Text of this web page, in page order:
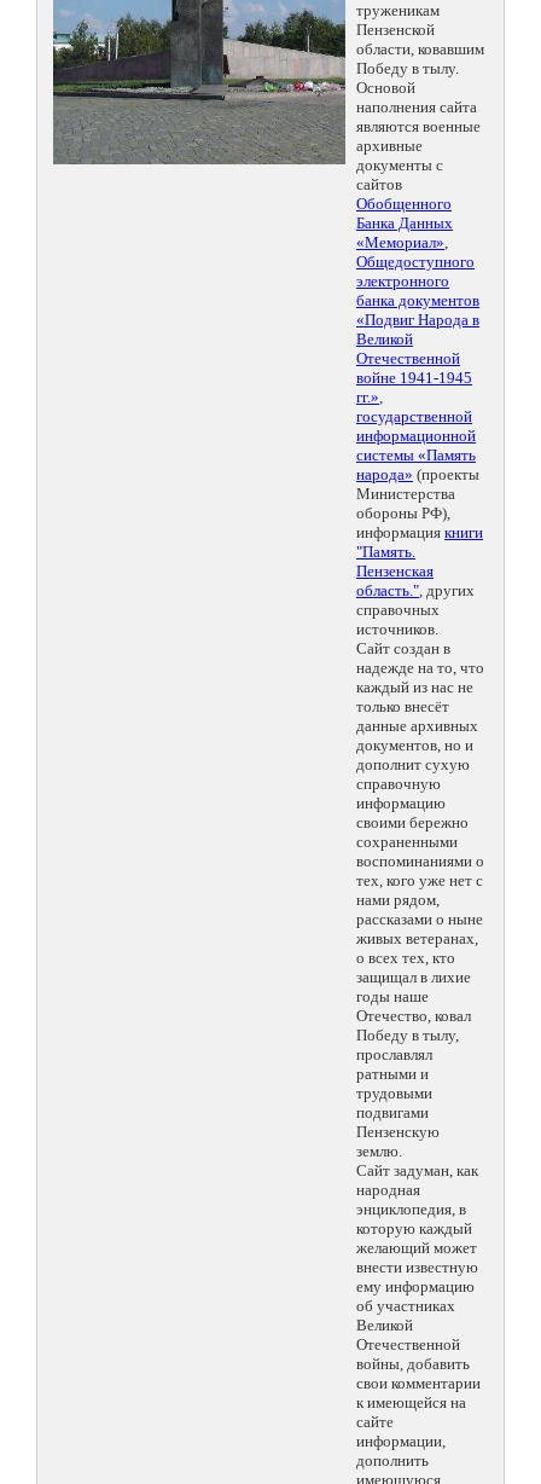
труженикам
Пензенской
области, ковавшим
Победу в тылу.
Основой
наполнения сайта
являются военные
архивные
документы с
сайтов
Обобщенного
Банка Данных
«Мемориал»,
Общедоступного
электронного
банка документов
«Подвиг Народа в
Великой
Отечественной
войне 1941-1945
гг.»,
государственной
информационной
системы «Память
народа» (проекты
Министерства
обороны РФ),
информация книги
"Память.
Пензенская
область.", других
справочных
источников.
Сайт создан в
надежде на то, что
каждый из нас не
только внесёт
данные архивных
документов, но и
дополнит сухую
справочную
информацию
своими бережно
сохраненными
воспоминаниями о
тех, кого уже нет с
нами рядом,
рассказами о ныне
живых ветеранах,
о всех тех, кто
защищал в лихие
годы наше
Отечество, ковал
Победу в тылу,
прославлял
ратными и
трудовыми
подвигами
Пензенскую
землю.
Сайт задуман, как
народная
энциклопедия, в
которую каждый
желающий может
внести известную
ему информацию
об участниках
Великой
Отечественной
войны, добавить
свои комментарии
к имеющейся на
сайте
информации,
дополнить
имеющуюся